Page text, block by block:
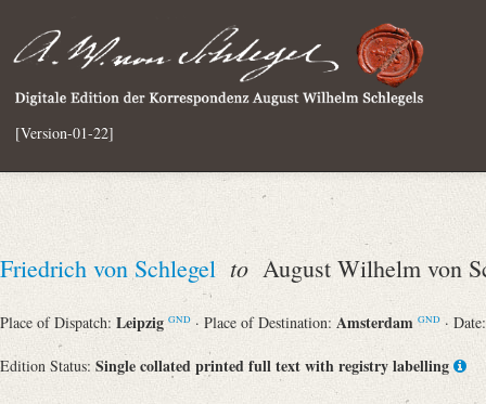
[Version-01-22]
Friedrich von Schlegel to August Wilhelm von
Place of Dispatch: Leipzig GND · Place of Destination: Amsterdam GND ·
Edition Status: Single collated printed full text with registry labelling